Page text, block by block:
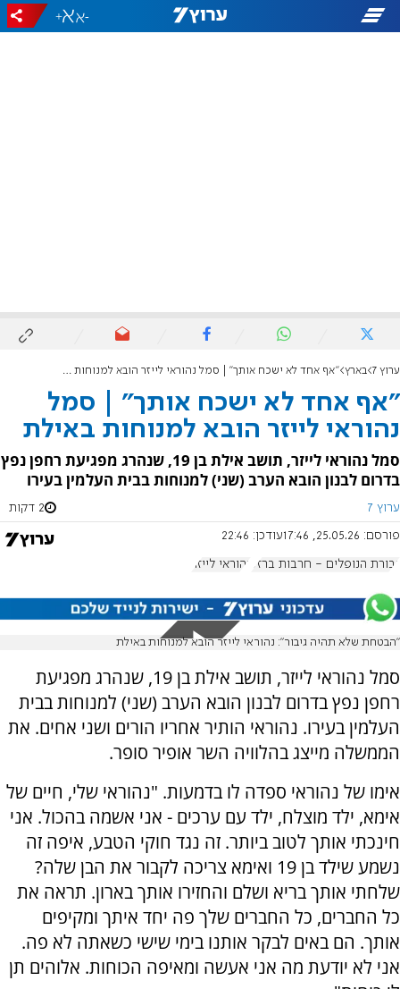
-
+
ערוץ 7 בארץ "אף אחד לא ישכח אותך" | סמל נהוראי לייזר הובא למנוחות באילת
"אף אחד לא ישכח אותך" | סמל
נהוראי לייזר הובא למנוחות באילת
סמל נהוראי לייזר, תושב אילת בן 19, שנהרג מפגיעת רחפן נפץ
בדרום לבנון הובא הערב (שני) למנוחות בבית העלמין בעירו
ערוץ 7 2 דקות
פורסם: 25.05.26, 17:46 עודכן: 22:46
גבורת הנופלים - חרבות ברזל נהוראי לייזר
"הבטחת שלא תהיה גיבור": נהוראי לייזר הובא למנוחות באילת
סמל נהוראי לייזר, תושב אילת בן 19, שנהרג מפגיעת
רחפן נפץ בדרום לבנון הובא הערב (שני) למנוחות בבית
העלמין בעירו. נהוראי הותיר אחריו הורים ושני אחים. את
הממשלה מייצג בהלוויה השר אופיר סופר.
אימו של נהוראי ספדה לו בדמעות. "נהוראי שלי, חיים של
אימא, ילד מוצלח, ילד עם ערכים - אני אשמה בהכול. אני
חינכתי אותך לטוב ביותר. זה נגד חוקי הטבע, איפה זה
נשמע שילד בן 19 ואימא צריכה לקבור את הבן שלה?
שלחתי אותך בריא ושלם והחזירו אותך בארון. תראה את
כל החברים, כל החברים שלך פה יחד איתך ומקיפים
אותך. הם באים לבקר אותנו בימי שישי כשאתה לא פה.
אני לא יודעת מה אני אעשה ומאיפה הכוחות. אלוהים תן